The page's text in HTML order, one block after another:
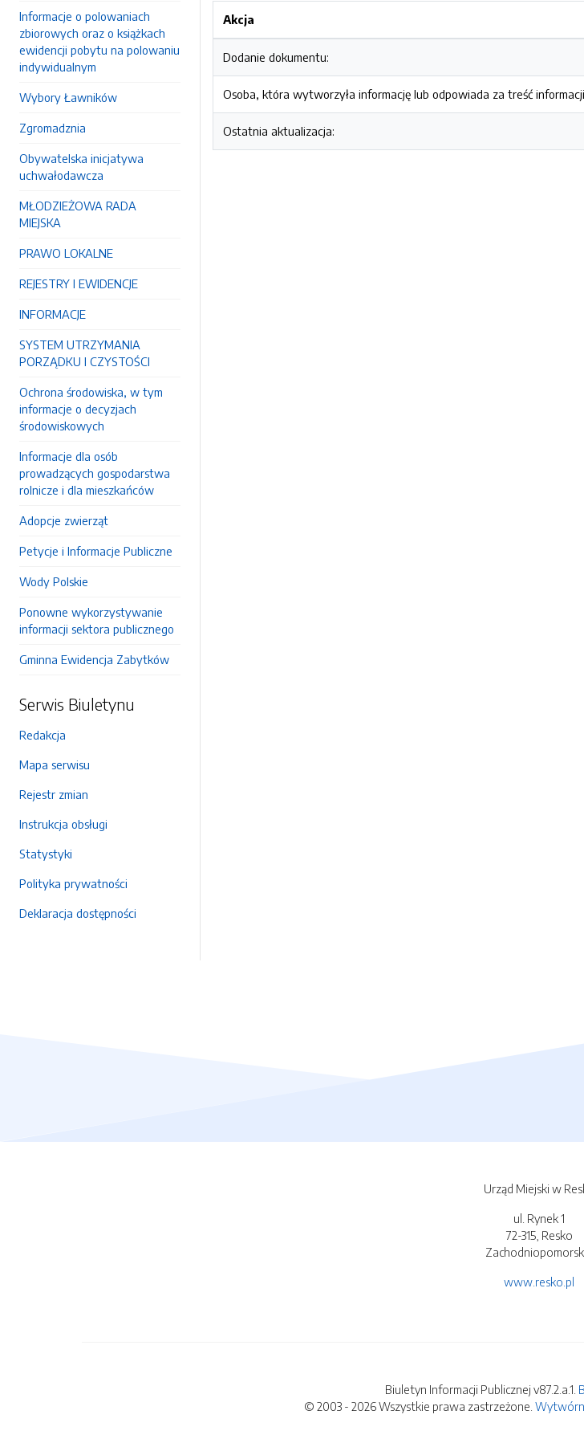
Informacje o polowaniach
zbiorowych oraz o książkach
ewidencji pobytu na polowaniu
indywidualnym
Wybory Ławników
Zgromadznia
Obywatelska inicjatywa
uchwałodawcza
MŁODZIEŻOWA RADA
MIEJSKA
PRAWO LOKALNE
REJESTRY I EWIDENCJE
INFORMACJE
SYSTEM UTRZYMANIA
PORZĄDKU I CZYSTOŚCI
Ochrona środowiska, w tym
informacje o decyzjach
środowiskowych
Informacje dla osób
prowadzących gospodarstwa
rolnicze i dla mieszkańców
Adopcje zwierząt
Petycje i Informacje Publiczne
Wody Polskie
Ponowne wykorzystywanie
informacji sektora publicznego
Gminna Ewidencja Zabytków
Serwis Biuletynu
Redakcja
Mapa serwisu
Rejestr zmian
Instrukcja obsługi
Statystyki
Polityka prywatności
Deklaracja dostępności
Akcja
Dodanie dokumentu:
Osoba, która wytworzyła informację lub odpowiada za treść
Ostatnia aktualizacja:
Urząd Miejski w
ul. Rynek 1
72-315, Resko
www.resko.pl
Biuletyn Informacji Publicznej v87.2.a.1.
© 2003 - 2026 Wszystkie prawa zastrzeżone.